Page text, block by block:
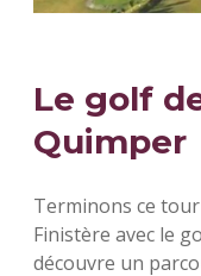
Le golf
Quimper
Terminons ce
Finistère avec le
découvre un